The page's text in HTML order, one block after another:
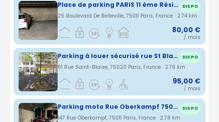
Place de parking PARIS 11 ème Résidence sécurisée Métro Couronne DISPO
25 Boulevard De Belleville, 75011 Paris, France · 2.74 km
80,00 €
/ mois
Parking à louer sécurisé rue St Blaise DISPO
61 Rue Saint-Blaise, 75020 Paris, France · 2.76 km
95,00 €
/ mois
Parking moto Rue Oberkampf 75011 Paris / proche métro Ménilmontant DISPO
147 Rue Oberkampf, 75011 Paris, France · 2.78 km